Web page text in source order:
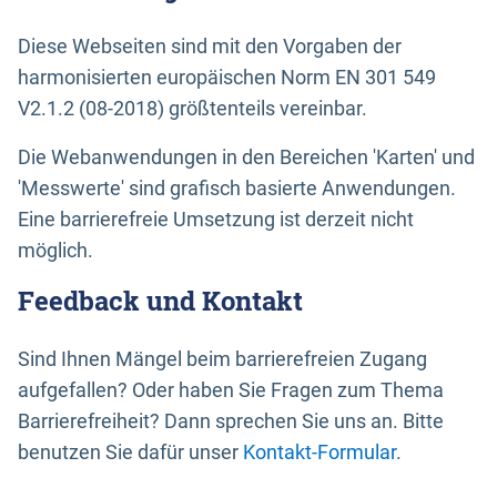
Diese Webseiten sind mit den Vorgaben der
harmonisierten europäischen Norm EN 301 549
V2.1.2 (08-2018) größtenteils vereinbar.
Die Webanwendungen in den Bereichen 'Karten' und
'Messwerte' sind grafisch basierte Anwendungen.
Eine barrierefreie Umsetzung ist derzeit nicht
möglich.
Feedback und Kontakt
Sind Ihnen Mängel beim barrierefreien Zugang
aufgefallen? Oder haben Sie Fragen zum Thema
Barrierefreiheit? Dann sprechen Sie uns an. Bitte
benutzen Sie dafür unser Kontakt-Formular.